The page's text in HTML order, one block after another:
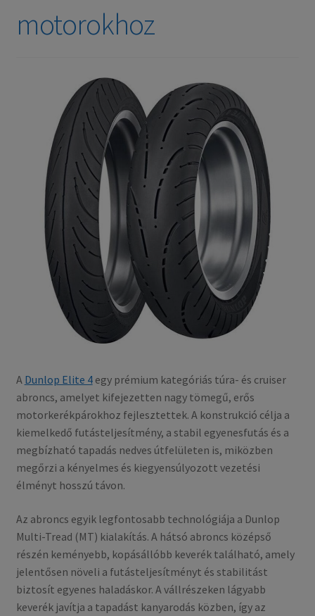
motorokhoz
A Dunlop Elite 4egy prémium kategóriás túra- és cruiser
abroncs, amelyet kifejezetten nagy tömegű, erős
motorkerékpárokhoz fejlesztettek. A konstrukció célja a
kiemelkedő futásteljesítmény, a stabil egyenesfutás és a
megbízható tapadás nedves útfelületen is, miközben
megőrzi a kényelmes és kiegyensúlyozott vezetési
élményt hosszú távon.
Az abroncs egyik legfontosabb technológiája a Dunlop
Multi-Tread (MT) kialakítás. A hátsó abroncs középső
részén keményebb, kopásállóbb keverék található, amely
jelentősen növeli a futásteljesítményt és stabilitást
biztosít egyenes haladáskor. A vállrészeken lágyabb
keverék javítja a tapadást kanyarodás közben, így az